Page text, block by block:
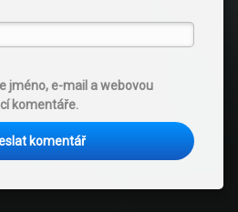
jméno, e-mail a webovou
komentáře.